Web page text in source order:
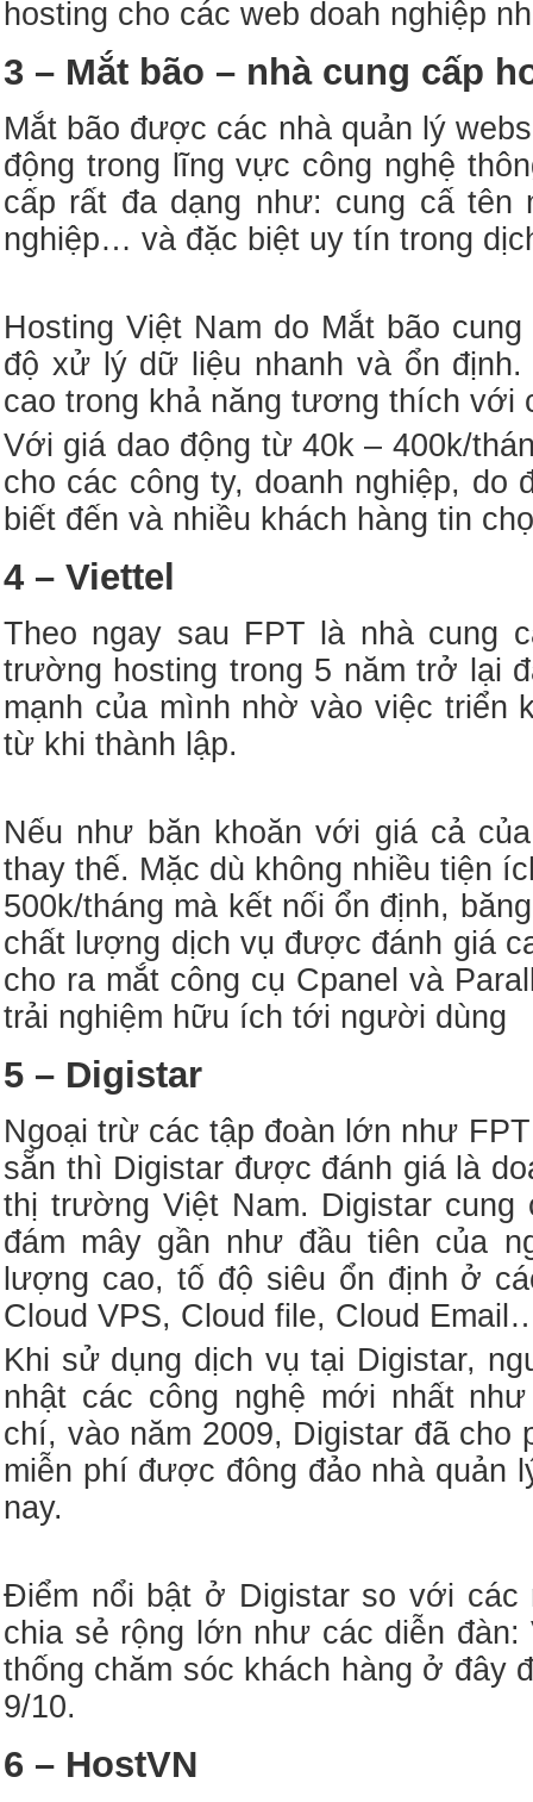
hosting cho các web doah nghiệp
3 – Mắt bão – nhà cung cấp
Mắt bão được các nhà quản lý
động trong lĩng vực công nghệ
cấp rất đa dạng như: cung cấ tên
nghiệp… và đặc biệt uy tín trong
Hosting Việt Nam do Mắt bão
độ xử lý dữ liệu nhanh và ổn
cao trong khả năng tương thích với
Với giá dao động từ 40k – 400k/
cho các công ty, doanh nghiệp, do
biết đến và nhiều khách hàng tin
4 – Viettel
Theo ngay sau FPT là nhà cung
trường hosting trong 5 năm trở lại
mạnh của mình nhờ vào việc triển
từ khi thành lập.
Nếu như băn khoăn với giá cả
thay thế. Mặc dù không nhiều tiện
500k/tháng mà kết nối ổn định,
chất lượng dịch vụ được đánh giá
cho ra mắt công cụ Cpanel và
trải nghiệm hữu ích tới người dùng
5 – Digistar
Ngoại trừ các tập đoàn lớn như
sẵn thì Digistar được đánh giá là
thị trường Việt Nam. Digistar
đám mây gần như đầu tiên của
lượng cao, tố độ siêu ổn định ở
Cloud VPS, Cloud file, Cloud
Khi sử dụng dịch vụ tại Digistar,
nhật các công nghệ mới nhất
chí, vào năm 2009, Digistar đã
miễn phí được đông đảo nhà quản
nay.
Điểm nổi bật ở Digistar so với các
chia sẻ rộng lớn như các diễn
thống chăm sóc khách hàng ở đây
9/10.
6 – HostVN